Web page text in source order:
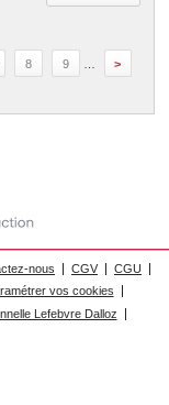
8 9 >
nous CGV
CGU
vos cookies
Lefebvre Dalloz